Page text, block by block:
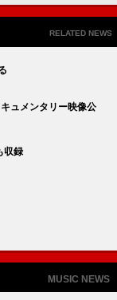
RELATED NEWS
ュメンタリー映像公
収録
MUSIC NEWS